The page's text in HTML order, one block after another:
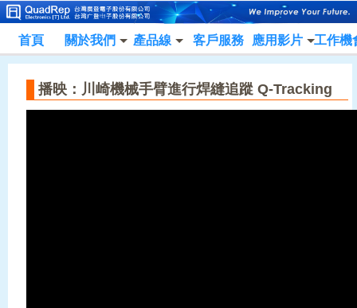
首頁 關於我們 產品線 客戶服務 應用影片 工作機
播映：川崎機械手臂進行焊縫追蹤 Q-Tracking